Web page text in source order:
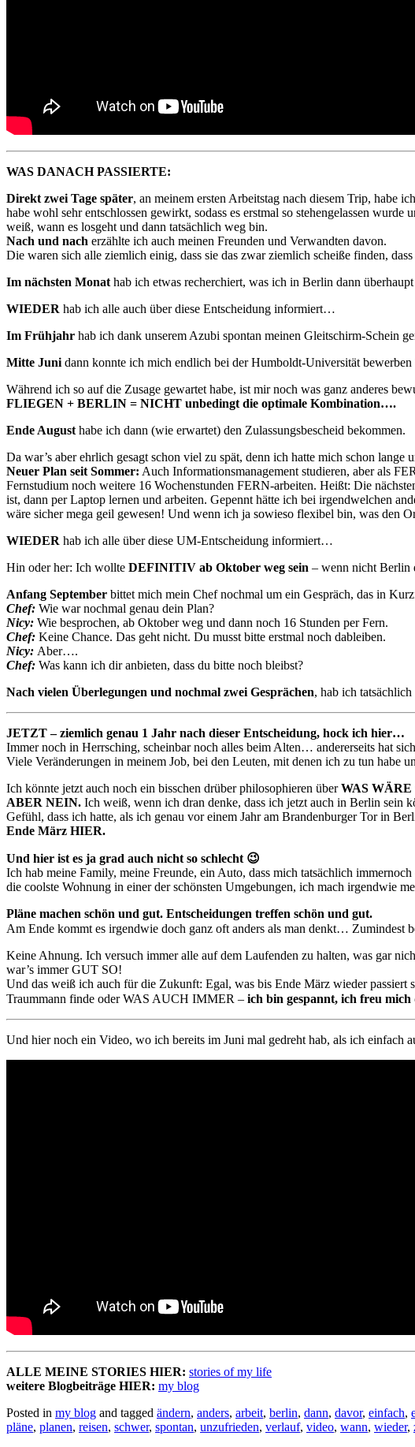
WAS DANACH PASSIERTE:
Direkt zwei Tage später, an meinem ersten Arbeitstag nach diesem Trip, habe
habe wohl sehr entschlossen gewirkt, sodass es erstmal so stehengelassen
weiß, wann es losgeht und dann tatsächlich weg bin.
Nach und nach erzählte ich auch meinen Freunden und Verwandten davon.
Die waren sich alle ziemlich einig, dass sie das zwar ziemlich scheiße finden,
Im nächsten Monat hab ich etwas recherchiert, was ich in Berlin dann
WIEDER hab ich alle auch über diese Entscheidung informiert…
Im Frühjahr hab ich dank unserem Azubi spontan meinen Gleitschirm-Schein
Mitte Juni dann konnte ich mich endlich bei der Humboldt-Universität
Während ich so auf die Zusage gewartet habe, ist mir noch was ganz anderes
FLIEGEN + BERLIN = NICHT unbedingt die optimale Kombination….
Ende August habe ich dann (wie erwartet) den Zulassungsbescheid bekommen.
Da war’s aber ehrlich gesagt schon viel zu spät, denn ich hatte mich schon lange
Neuer Plan seit Sommer: Auch Informationsmanagement studieren, aber als
Fernstudium noch weitere 16 Wochenstunden FERN-arbeiten. Heißt: Die
ist, dann per Laptop lernen und arbeiten. Gepennt hätte ich bei irgendwelchen
wäre sicher mega geil gewesen! Und wenn ich ja sowieso flexibel bin, was den
WIEDER hab ich alle über diese UM-Entscheidung informiert…
Hin oder her: Ich wollte DEFINITIV ab Oktober weg sein – wenn nicht Berlin
Anfang September bittet mich mein Chef nochmal um ein Gespräch, das in
Chef: Wie war nochmal genau dein Plan?
Nicy: Wie besprochen, ab Oktober weg und dann noch 16 Stunden per Fern.
Chef: Keine Chance. Das geht nicht. Du musst bitte erstmal noch dableiben.
Nicy: Aber….
Chef: Was kann ich dir anbieten, dass du bitte noch bleibst?
Nach vielen Überlegungen und nochmal zwei Gesprächen, hab ich
JETZT – ziemlich genau 1 Jahr nach dieser Entscheidung, hock ich hier…
Immer noch in Herrsching, scheinbar noch alles beim Alten… andererseits hat
Viele Veränderungen in meinem Job, bei den Leuten, mit denen ich zu tun habe
Ich könnte jetzt auch noch ein bisschen drüber philosophieren überWAS
ABER NEIN. Ich weiß, wenn ich dran denke, dass ich jetzt auch in Berlin sein
Gefühl, dass ich hatte, als ich genau vor einem Jahr am Brandenburger Tor in
Ende März HIER.
Und hier ist es ja grad auch nicht so schlecht 😉
Ich hab meine Family, meine Freunde, ein Auto, dass mich tatsächlich
die coolste Wohnung in einer der schönsten Umgebungen, ich mach irgendwie
Pläne machen schön und gut. Entscheidungen treffen schön und gut.
Am Ende kommt es irgendwie doch ganz oft anders als man denkt… Zumindest
Keine Ahnung. Ich versuch immer alle auf dem Laufenden zu halten, was gar
war’s immer GUT SO!
Und das weiß ich auch für die Zukunft: Egal, was bis Ende März wieder
Traummann finde oder WAS AUCH IMMER – ich bin gespannt, ich freu
Und hier noch ein Video, wo ich bereits im Juni mal gedreht hab, als ich
ALLE MEINE STORIES HIER: stories of my life
weitere Blogbeiträge HIER: my blog
Posted in my blog and tagged ändern, anders, arbeit, berlin, dann, davor, einfach,
pläne, planen, reisen, schwer, spontan, unzufrieden, verlauf, video, wann, wieder,